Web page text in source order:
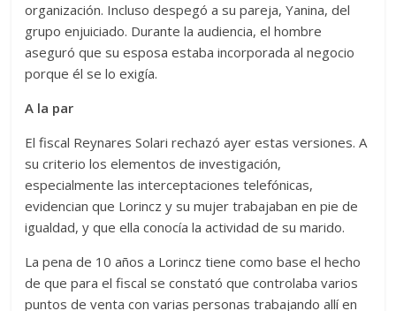
organización. Incluso despegó a su pareja, Yanina, del
grupo enjuiciado. Durante la audiencia, el hombre
aseguró que su esposa estaba incorporada al negocio
porque él se lo exigía.
A la par
El fiscal Reynares Solari rechazó ayer estas versiones. A
su criterio los elementos de investigación,
especialmente las interceptaciones telefónicas,
evidencian que Lorincz y su mujer trabajaban en pie de
igualdad, y que ella conocía la actividad de su marido.
La pena de 10 años a Lorincz tiene como base el hecho
de que para el fiscal se constató que controlaba varios
puntos de venta con varias personas trabajando allí en